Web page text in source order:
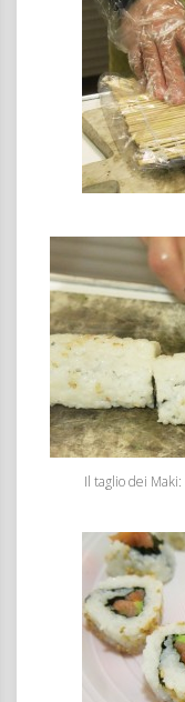
Il taglio dei